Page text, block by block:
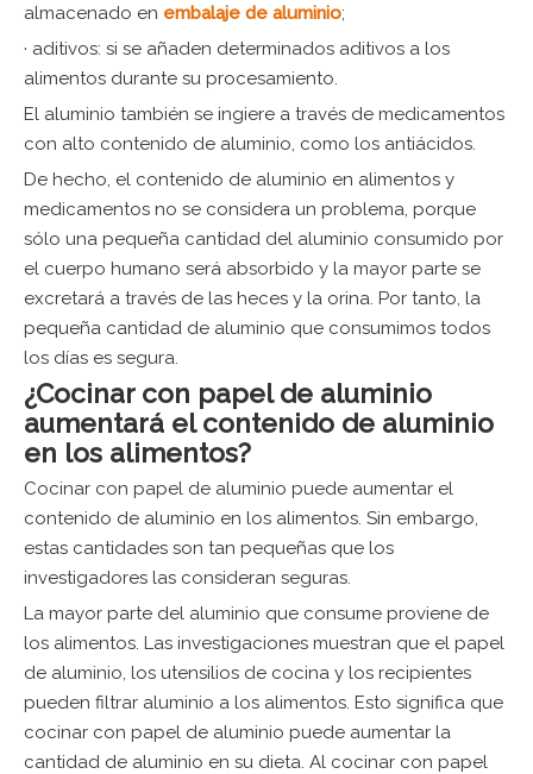
almacenado en embalaje de aluminio;
· aditivos: si se añaden determinados aditivos a los
alimentos durante su procesamiento.
El aluminio también se ingiere a través de medicamentos
con alto contenido de aluminio, como los antiácidos.
De hecho, el contenido de aluminio en alimentos y
medicamentos no se considera un problema, porque
sólo una pequeña cantidad del aluminio consumido por
el cuerpo humano será absorbido y la mayor parte se
excretará a través de las heces y la orina. Por tanto, la
pequeña cantidad de aluminio que consumimos todos
los días es segura.
¿Cocinar con papel de aluminio
aumentará el contenido de aluminio
en los alimentos?
Cocinar con papel de aluminio puede aumentar el
contenido de aluminio en los alimentos. Sin embargo,
estas cantidades son tan pequeñas que los
investigadores las consideran seguras.
La mayor parte del aluminio que consume proviene de
los alimentos. Las investigaciones muestran que el papel
de aluminio, los utensilios de cocina y los recipientes
pueden filtrar aluminio a los alimentos. Esto significa que
cocinar con papel de aluminio puede aumentar la
cantidad de aluminio en su dieta. Al cocinar con papel